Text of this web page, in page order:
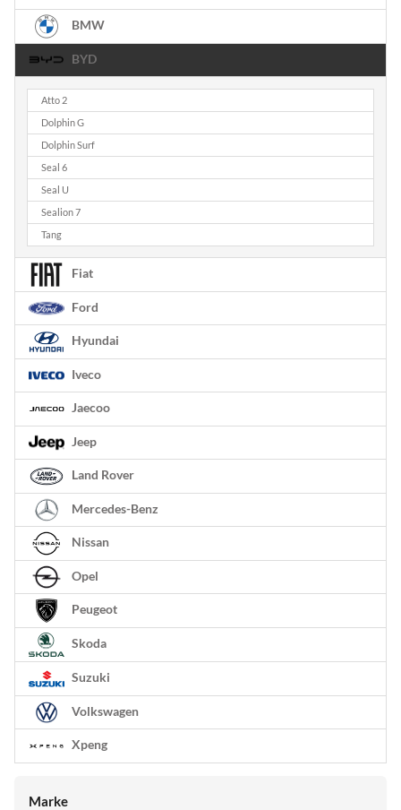
BMW
BYD
Atto 2
Dolphin G
Dolphin Surf
Seal 6
Seal U
Sealion 7
Tang
Fiat
Ford
Hyundai
Iveco
Jaecoo
Jeep
Land Rover
Mercedes-Benz
Nissan
Opel
Peugeot
Skoda
Suzuki
Volkswagen
Xpeng
Marke